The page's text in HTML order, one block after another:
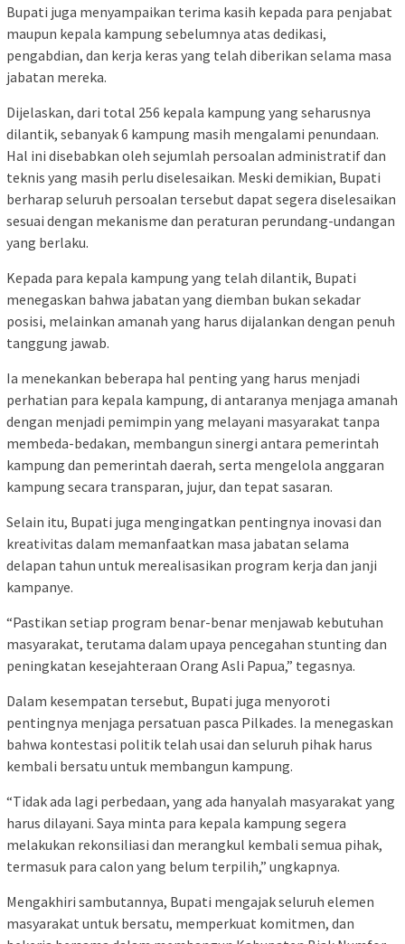
Bupati juga menyampaikan terima kasih kepada para penjabat
maupun kepala kampung sebelumnya atas dedikasi,
pengabdian, dan kerja keras yang telah diberikan selama masa
jabatan mereka.
Dijelaskan, dari total 256 kepala kampung yang seharusnya
dilantik, sebanyak 6 kampung masih mengalami penundaan.
Hal ini disebabkan oleh sejumlah persoalan administratif dan
teknis yang masih perlu diselesaikan. Meski demikian, Bupati
berharap seluruh persoalan tersebut dapat segera diselesaikan
sesuai dengan mekanisme dan peraturan perundang-undangan
yang berlaku.
Kepada para kepala kampung yang telah dilantik, Bupati
menegaskan bahwa jabatan yang diemban bukan sekadar
posisi, melainkan amanah yang harus dijalankan dengan penuh
tanggung jawab.
Ia menekankan beberapa hal penting yang harus menjadi
perhatian para kepala kampung, di antaranya menjaga amanah
dengan menjadi pemimpin yang melayani masyarakat tanpa
membeda-bedakan, membangun sinergi antara pemerintah
kampung dan pemerintah daerah, serta mengelola anggaran
kampung secara transparan, jujur, dan tepat sasaran.
Selain itu, Bupati juga mengingatkan pentingnya inovasi dan
kreativitas dalam memanfaatkan masa jabatan selama
delapan tahun untuk merealisasikan program kerja dan janji
kampanye.
“Pastikan setiap program benar-benar menjawab kebutuhan
masyarakat, terutama dalam upaya pencegahan stunting dan
peningkatan kesejahteraan Orang Asli Papua,” tegasnya.
Dalam kesempatan tersebut, Bupati juga menyoroti
pentingnya menjaga persatuan pasca Pilkades. Ia menegaskan
bahwa kontestasi politik telah usai dan seluruh pihak harus
kembali bersatu untuk membangun kampung.
“Tidak ada lagi perbedaan, yang ada hanyalah masyarakat yang
harus dilayani. Saya minta para kepala kampung segera
melakukan rekonsiliasi dan merangkul kembali semua pihak,
termasuk para calon yang belum terpilih,” ungkapnya.
Mengakhiri sambutannya, Bupati mengajak seluruh elemen
masyarakat untuk bersatu, memperkuat komitmen, dan